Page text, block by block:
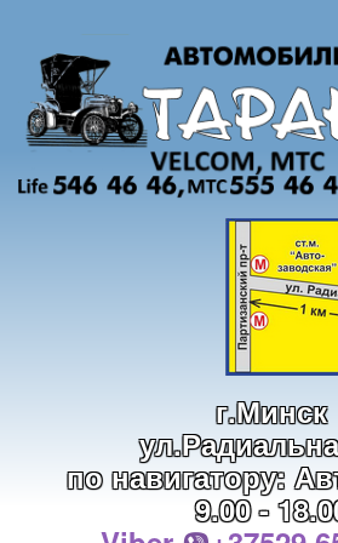
г.Минск
по навигатору:
9.00 -